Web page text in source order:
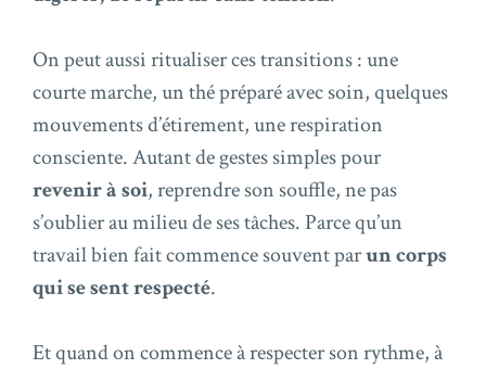
On peut aussi ritualiser ces transitions : une
courte marche, un thé préparé avec soin, quelques
mouvements d’étirement, une respiration
consciente. Autant de gestes simples pour
revenir à soi, reprendre son souffle, ne pas
s’oublier au milieu de ses tâches. Parce qu’un
travail bien fait commence souvent parun corps
qui se sent respecté.
Et quand on commence à respecter son rythme, à